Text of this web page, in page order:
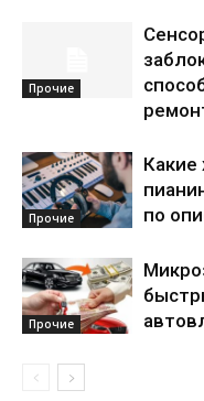
Прочие
Прочие
Какие
по
Прочие